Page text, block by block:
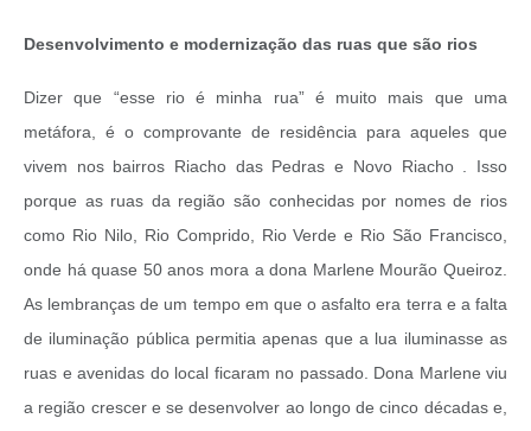
Desenvolvimento e modernização das ruas que são rios
Dizer que “esse rio é minha rua” é muito mais que uma
metáfora, é o comprovante de residência para aqueles que
vivem nos bairros Riacho das Pedras e Novo Riacho . Isso
porque as ruas da região são conhecidas por nomes de rios
como Rio Nilo, Rio Comprido, Rio Verde e Rio São Francisco,
onde há quase 50 anos mora a dona Marlene Mourão Queiroz.
As lembranças de um tempo em que o asfalto era terra e a falta
de iluminação pública permitia apenas que a lua iluminasse as
ruas e avenidas do local ficaram no passado. Dona Marlene viu
a região crescer e se desenvolver ao longo de cinco décadas e,